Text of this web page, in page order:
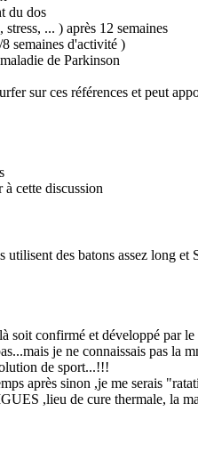
du dos
... ) après 12 semaines
semaines d'activité )
de Parkinson
sur ces références et peut
cette discussion
des batons assez long
soit confirmé et développé par
je ne connaissais pas
de sport...!!!
après sinon ,je me serais
,lieu de cure thermale, la